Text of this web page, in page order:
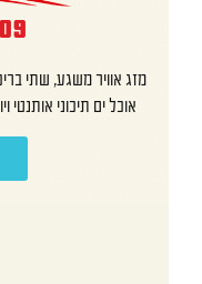
מזג אוויר משגע, שתי
אוכל ים תיכוני אותנטי